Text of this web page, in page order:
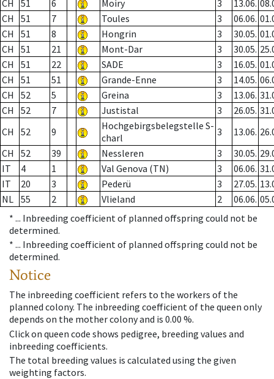
CH 51 6 Moiry 3 13.06.
CH
51 7 Toules 3 06.06.
CH
51 8 Hongrin 3 30.05.
CH
51 21 Mont-Dar 3 30.05.
CH
51 22 SADE 3 16.05.
CH
51 51 Grande-Enne 3 14.05.
CH
52 5 Greina 3 13.06.
CH
52 7 Justistal 3 26.05.
CH
52 9
Hochgebirgsbelegstelle S-
charl
3 13.06.
CH
52 39 Nessleren 3 30.05.
IT
4 1 Val Genova (TN) 3 06.06.
IT
20 3 Pederü 3 27.05.
NL 55 2 Vlieland 2 06.06.
* ... Inbreeding coefficient of planned offspring could not be
determined.
* ... Inbreeding coefficient of planned offspring could not be
determined.
Notice
The inbreeding coefficient refers to the workers of the
planned colony. The inbreeding coefficient of the queen only
depends on the mother colony and is 0.00 %.
Click on queen code shows pedigree, breeding values and
inbreeding coefficients.
The total breeding values is calculated using the given
weighting factors.